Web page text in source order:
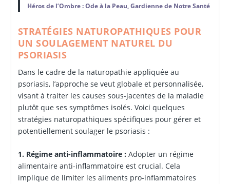
Héros de l’Ombre : Ode à la Peau, Gardienne de Notre Santé
STRATÉGIES NATUROPATHIQUES POUR
UN SOULAGEMENT NATUREL DU
PSORIASIS
Dans le cadre de la naturopathie appliquée au
psoriasis, l’approche se veut globale et personnalisée,
visant à traiter les causes sous-jacentes de la maladie
plutôt que ses symptômes isolés. Voici quelques
stratégies naturopathiques spécifiques pour gérer et
potentiellement soulager le psoriasis :
1. Régime anti-inflammatoire :Adopter un régime
alimentaire anti-inflammatoire est crucial. Cela
implique de limiter les aliments pro-inflammatoires